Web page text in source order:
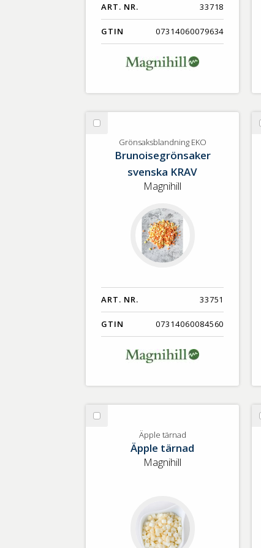
ART. NR. 33718
GTIN 07314060079634
Välj
Grönsaksblandning
Grönsaksblandning EKO
Brunoisegrönsaker
svenska KRAV
Magnihill
ART. NR. 33751
GTIN 07314060084560
Välj
Äpple tärnad
Äpple tärnad
Magnihill